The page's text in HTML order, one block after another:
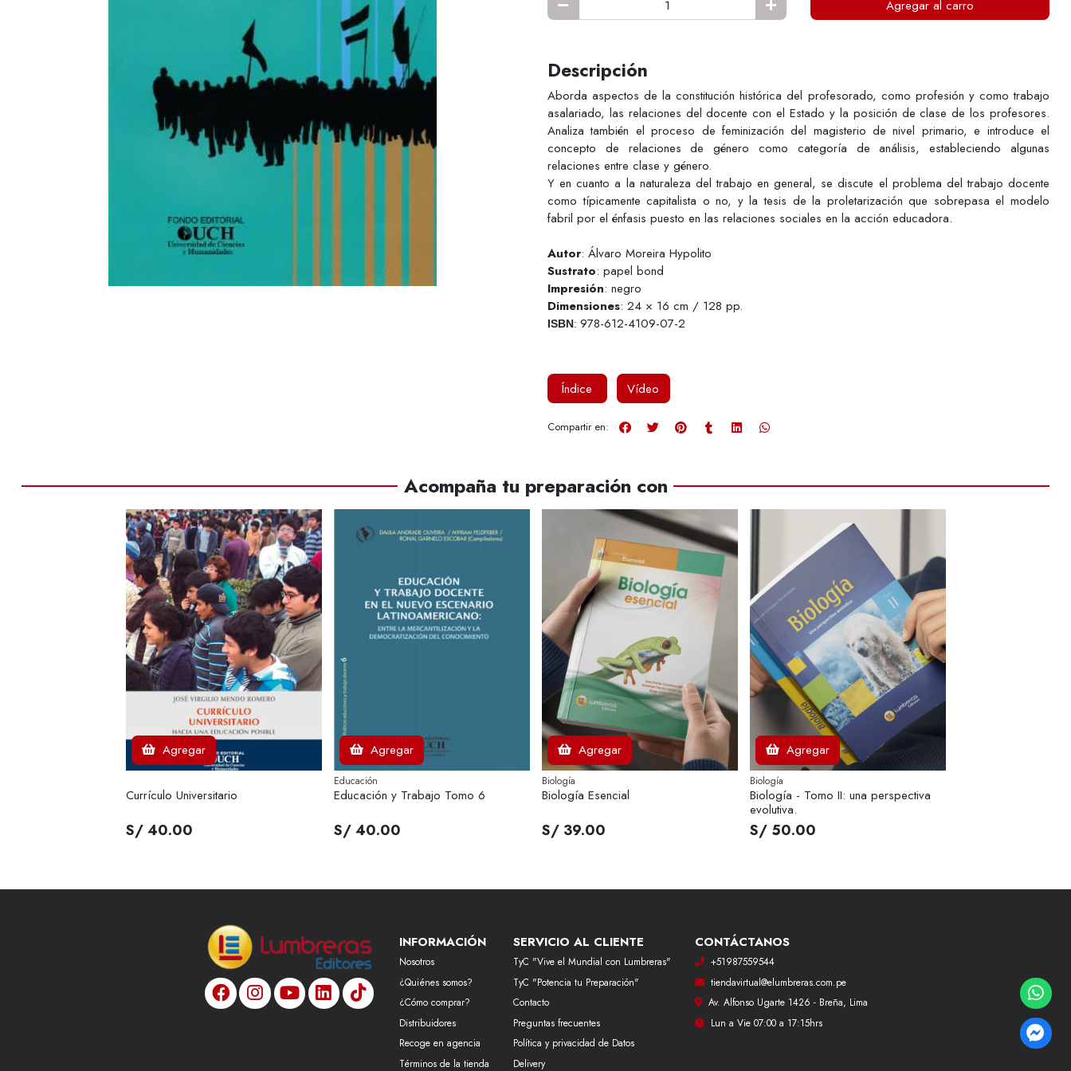
Agregar al carro
Descripción
Aborda aspectos de la constitución histórica del profesorado, como profesión y como trabajo
asalariado, las relaciones del docente con el Estado y la posición de clase de los profesores.
Analiza también el proceso de feminización del magisterio de nivel primario, e introduce el
concepto de relaciones de género como categoría de análisis, estableciendo algunas
relaciones entre clase y género.
Y en cuanto a la naturaleza del trabajo en general, se discute el problema del trabajo docente
como típicamente capitalista o no, y la tesis de la proletarización que sobrepasa el modelo
fabril por el énfasis puesto en las relaciones sociales en la acción educadora.
Autor: Álvaro Moreira Hypolito
Sustrato: papel bond
Impresión: negro
Dimensiones: 24 × 16 cm / 128 pp.
ISBN: 978-612-4109-07-2
Índice Vídeo
Compartir en:
Acompaña tu preparación con
Currículo Universitario
S/ 40.00
Agregar
Educación
Educación y Trabajo Tomo 6
S/ 40.00
Agregar
Biología
Biología Esencial
S/ 39.00
Agregar
Biología
Biología - Tomo II: una perspectiva
evolutiva.
S/ 50.00
Agregar
INFORMACIÓN
Nosotros
¿Quiénes somos?
¿Cómo comprar?
Distribuidores
Recoge en agencia
Términos de la tienda
SERVICIO AL CLIENTE
TyC "Vive el Mundial con Lumbreras"
TyC "Potencia tu Preparación"
Contacto
Preguntas frecuentes
Política y privacidad de Datos
Delivery
CONTÁCTANOS
+51987559544
tiendavirtual@elumbreras.com.pe
Av. Alfonso Ugarte 1426 - Breña, Lima
Lun a Vie 07:00 a 17:15hrs